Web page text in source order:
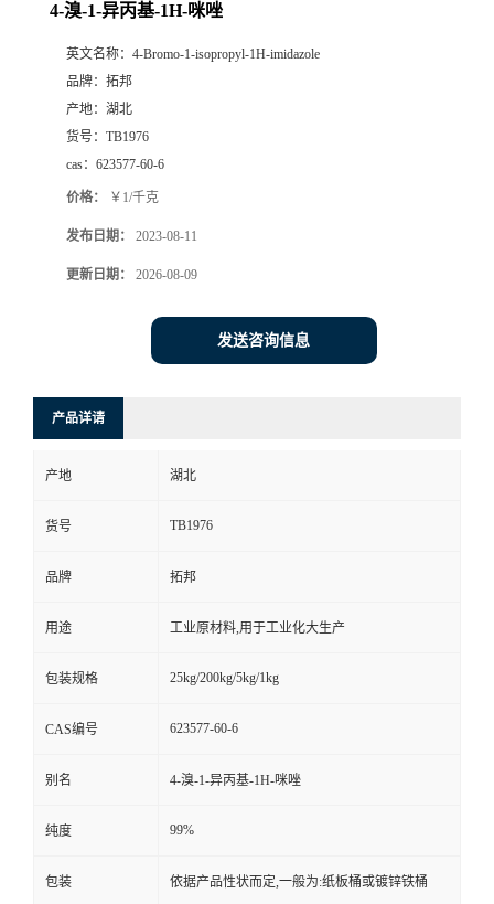
4-溴-1-异丙基-1H-咪唑
英文名称： 4-Bromo-1-isopropyl-1H-imidazole
品牌： 拓邦
产地： 湖北
货号： TB1976
cas： 623577-60-6
价格： ￥1/千克
发布日期： 2023-08-11
更新日期： 2026-08-09
发送咨询信息
产品详请
产地 湖北
货号 TB1976
品牌 拓邦
用途 工业原材料,用于工业化大生产
包装规格 25kg/200kg/5kg/1kg
CAS编号 623577-60-6
别名 4-溴-1-异丙基-1H-咪唑
纯度 99%
包装 依据产品性状而定,一般为:纸板桶或镀锌铁桶